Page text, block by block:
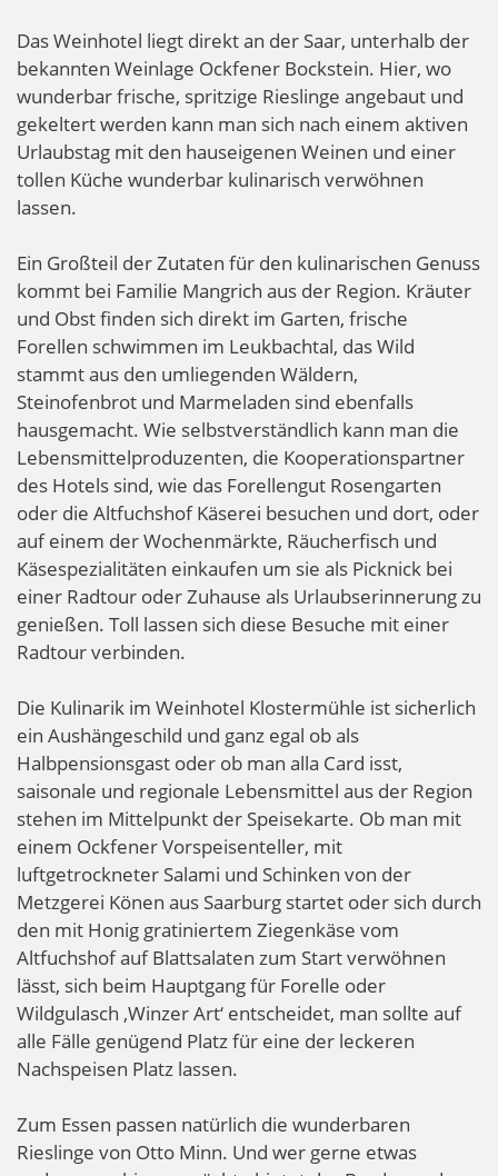
Das Weinhotel liegt direkt an der Saar, unterhalb der
bekannten Weinlage Ockfener Bockstein. Hier, wo
wunderbar frische, spritzige Rieslinge angebaut und
gekeltert werden kann man sich nach einem aktiven
Urlaubstag mit den hauseigenen Weinen und einer
tollen Küche wunderbar kulinarisch verwöhnen
lassen.
Ein Großteil der Zutaten für den kulinarischen Genuss
kommt bei Familie Mangrich aus der Region. Kräuter
und Obst finden sich direkt im Garten, frische
Forellen schwimmen im Leukbachtal, das Wild
stammt aus den umliegenden Wäldern,
Steinofenbrot und Marmeladen sind ebenfalls
hausgemacht. Wie selbstverständlich kann man die
Lebensmittelproduzenten, die Kooperationspartner
des Hotels sind, wie das Forellengut Rosengarten
oder die Altfuchshof Käserei besuchen und dort, oder
auf einem der Wochenmärkte, Räucherfisch und
Käsespezialitäten einkaufen um sie als Picknick bei
einer Radtour oder Zuhause als Urlaubserinnerung zu
genießen. Toll lassen sich diese Besuche mit einer
Radtour verbinden.
Die Kulinarik im Weinhotel Klostermühle ist sicherlich
ein Aushängeschild und ganz egal ob als
Halbpensionsgast oder ob man alla Card isst,
saisonale und regionale Lebensmittel aus der Region
stehen im Mittelpunkt der Speisekarte. Ob man mit
einem Ockfener Vorspeisenteller, mit
luftgetrockneter Salami und Schinken von der
Metzgerei Könen aus Saarburg startet oder sich durch
den mit Honig gratiniertem Ziegenkäse vom
Altfuchshof auf Blattsalaten zum Start verwöhnen
lässt, sich beim Hauptgang für Forelle oder
Wildgulasch ‚Winzer Art‘ entscheidet, man sollte auf
alle Fälle genügend Platz für eine der leckeren
Nachspeisen Platz lassen.
Zum Essen passen natürlich die wunderbaren
Rieslinge von Otto Minn. Und wer gerne etwas